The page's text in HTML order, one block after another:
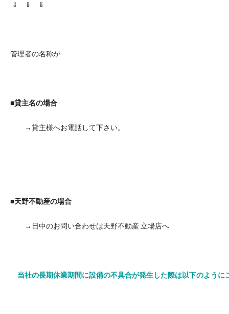
⇓ ⇓ ⇓
管理者の名称が
■貸主名の場合
→貸主様へお電話して下さい。
■天野不動産の場合
→日中のお問い合わせは天野不動産 立場店へ
当社の長期休業期間に設備の不具合が発生した際は以下のように